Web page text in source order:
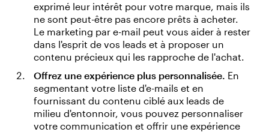
exprimé leur intérêt pour votre marque, mais ils
ne sont peut-être pas encore prêts à acheter.
Le marketing par e-mail peut vous aider à rester
dans l'esprit de vos leads et à proposer un
contenu précieux qui les rapproche de l'achat.
Offrez une expérience plus personnalisée. En
segmentant votre liste d'e-mails et en
fournissant du contenu ciblé aux leads de
milieu d'entonnoir, vous pouvez personnaliser
votre communication et offrir une expérience